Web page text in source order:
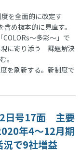
を全面的に改定す
め抜本的に見直す。
～多彩～」で
現に寄り添う 課題解決
。
を刷新する。新制度で
日号17面 主要
年4～12月期
況で9社増益